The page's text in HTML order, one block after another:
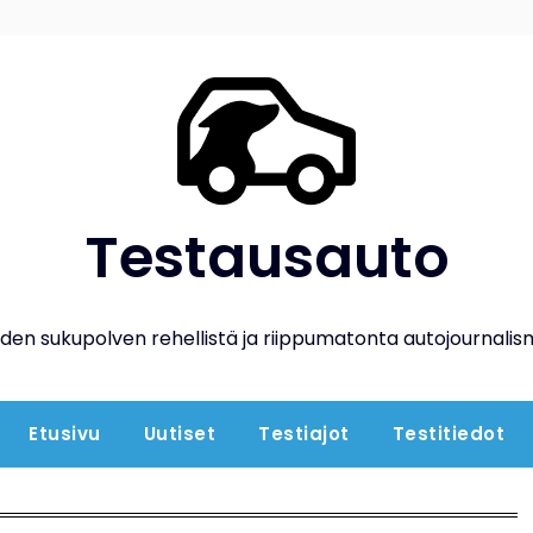
Testausauto
sukupolven rehellistä ja riippumatonta
Etusivu Uutiset Testiajot Testitiedot